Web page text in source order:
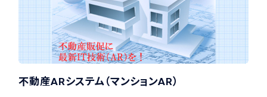
不動産ARシステム（マンションAR）